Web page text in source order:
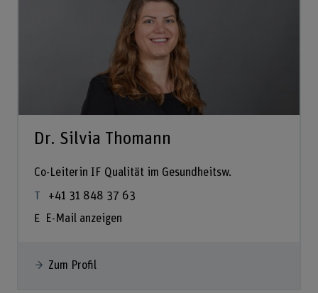
Dr. Silvia Thomann
Co-Leiterin IF Qualität im Gesundheitsw.
+41 31 848 37 63
E-Mail anzeigen
Zum Profil